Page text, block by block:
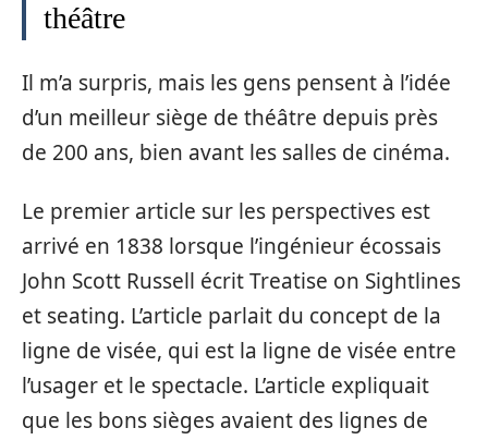
théâtre
Il m’a surpris, mais les gens pensent à l’idée
d’un meilleur siège de théâtre depuis près
de 200 ans, bien avant les salles de cinéma.
Le premier article sur les perspectives est
arrivé en 1838 lorsque l’ingénieur écossais
John Scott Russell écrit Treatise on Sightlines
et seating. L’article parlait du concept de la
ligne de visée, qui est la ligne de visée entre
l’usager et le spectacle. L’article expliquait
que les bons sièges avaient des lignes de